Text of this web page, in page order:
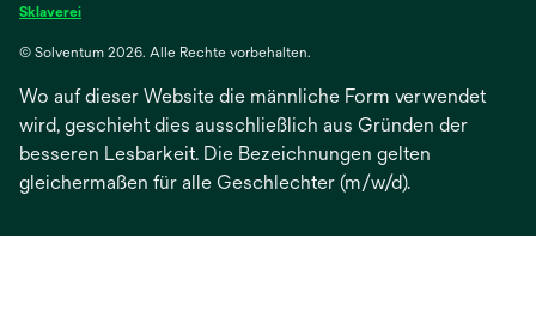
Sklavereiwird
einer
Registerkarte
geöffnet
© Solventum 2026. Alle Rechte vorbehalten.
Wo auf dieser Website die männliche Form verwendet
wird, geschieht dies ausschließlich aus Gründen der
besseren Lesbarkeit. Die Bezeichnungen gelten
gleichermaßen für alle Geschlechter (m/w/d).